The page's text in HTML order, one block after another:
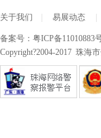
关于我们 易展动态
备案号： 粤ICP备11010883
Copyright?2004-2017 珠海